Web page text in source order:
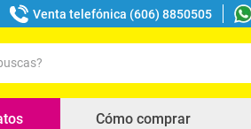
Venta telefónica (606) 8850505
Cómo comprar
buscados